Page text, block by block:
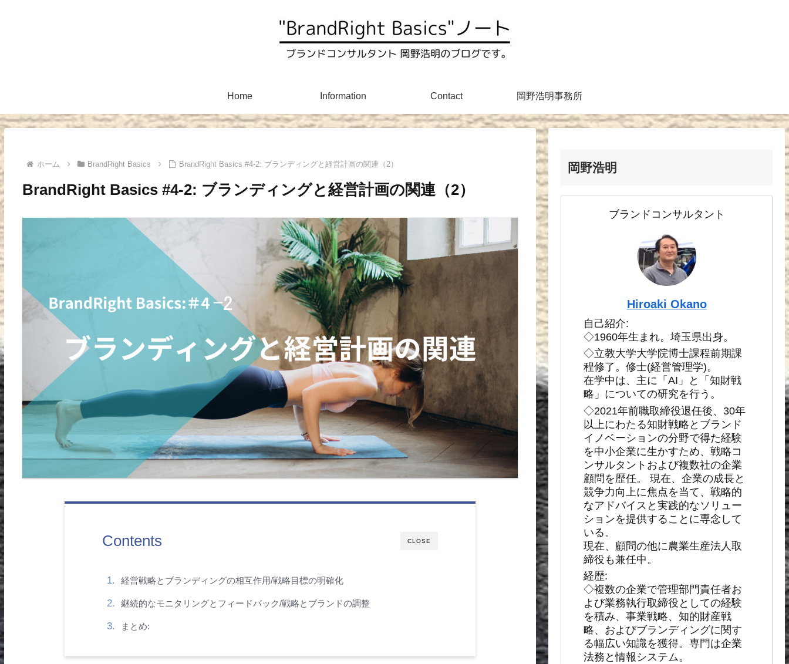
Home Information Contact 岡野浩明事務所
ホーム BrandRight Basics BrandRight Basics #4-2: ブランディングと経営計画の関連（2）
BrandRight Basics #4-2: ブランディングと経営計画の関連（2）
CLOSE
Contents
経営戦略とブランディングの相互作用/戦略目標の明確化
継続的なモニタリングとフィードバック/戦略とブランドの調整
まとめ:
岡野浩明
ブランドコンサルタント
Hiroaki Okano
自己紹介:
◇1960年生まれ。埼玉県出身。
◇立教大学大学院博士課程前期課
程修了。修士(経営管理学)。
在学中は、主に「AI」と「知財戦
略」についての研究を行う。
◇2021年前職取締役退任後、30年
以上にわたる知財戦略とブランド
イノベーションの分野で得た経験
を中小企業に生かすため、戦略コ
ンサルタントおよび複数社の企業
顧問を歴任。 現在、企業の成長と
競争力向上に焦点を当て、戦略的
なアドバイスと実践的なソリュー
ションを提供することに専念して
いる。
現在、顧問の他に農業生産法人取
締役も兼任中。
経歴:
◇複数の企業で管理部門責任者お
よび業務執行取締役としての経験
を積み、事業戦略、知的財産戦
略、およびブランディングに関す
る幅広い知識を獲得。専門は企業
法務と情報システム。